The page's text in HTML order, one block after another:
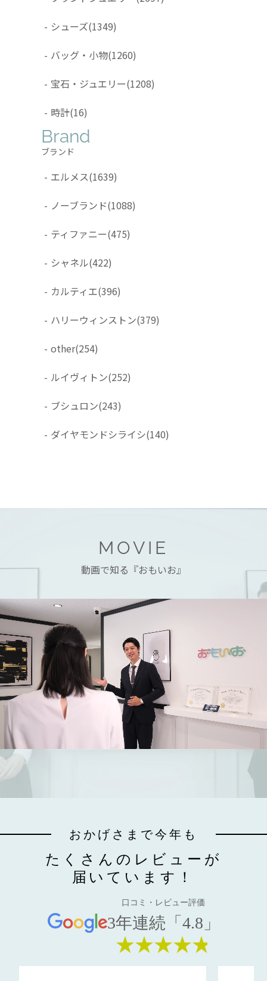
- シューズ(1349)
- バッグ・小物(1260)
- 宝石・ジュエリー(1208)
- 時計(16)
Brand
ブランド
- エルメス(1639)
- ノーブランド(1088)
- ティファニー(475)
- シャネル(422)
- カルティエ(396)
- ハリーウィンストン(379)
- other(254)
- ルイヴィトン(252)
- ブシュロン(243)
- ダイヤモンドシライシ(140)
MOVIE
動画で知る『おもいお』
おかげさまで今年も
たくさんのレビューが
届いています！
口コミ・レビュー評価
3年連続「4.8」
★★★★★